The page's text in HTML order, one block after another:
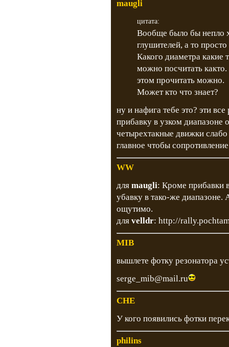
maugli
цитата:
Вообще было бы непло
глушителей, а то
Какого диаметра какие
можно посчитать
этом прочитать можно.
Может кто что знает?
ну и нафига тебе это? эти
прибавку в узком диапазоне
четырехтакные движки
главное чтобы
WW
для maugli: Кроме прибавки
убавку в тако-же
ощутимо.
для velldr: http://
MIB
вышлете фотку резонатора
serge_mib@mail.ru
CHE
У кого появились фотки
philins